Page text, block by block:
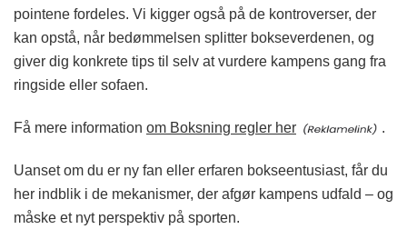
pointene fordeles. Vi kigger også på de kontroverser, der
kan opstå, når bedømmelsen splitter bokseverdenen, og
giver dig konkrete tips til selv at vurdere kampens gang fra
ringside eller sofaen.
Få mere information om Boksning regler her .
Uanset om du er ny fan eller erfaren bokseentusiast, får du
her indblik i de mekanismer, der afgør kampens udfald – og
måske et nyt perspektiv på sporten.